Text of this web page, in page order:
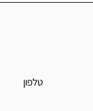
טלפון